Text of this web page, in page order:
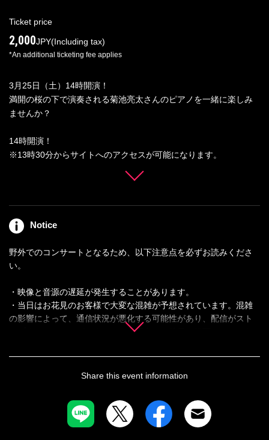
For Distributors
Ticket price
2,000JPY(Including tax)
*An additional ticketing fee applies
3月25日（土）14時開演！
満開の桜の下で演奏される菊池亮太さんのピアノを一緒に楽しみ
ませんか？
14時開演！
※13時30分からサイトへのアクセスが可能になります。
終演時刻は現時点では未定です。
配信に関する問い合わせ
メールアドレス：kikuchifanclub@gmail.com
Notice
野外でのコンサートとなるため、以下注意点を必ずお読みくださ
い。
・映像と音源の遅延が発生することがあります。
・当日はお花見のお客様で大変な混雑が予想されています。混雑
の影響によって、通信状況が悪化する可能性があり、配信がスト
ップすることがございます。その場合は、後日、録画したものを
上記を予めご了承いただいた方のみお申込みをお願いします。
Share this event information